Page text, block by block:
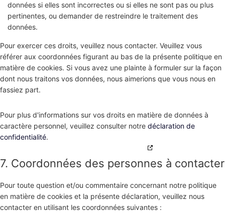
données si elles sont incorrectes ou si elles ne sont pas ou plus
pertinentes, ou demander de restreindre le traitement des
données.
Pour exercer ces droits, veuillez nous contacter. Veuillez vous
référer aux coordonnées figurant au bas de la présente politique en
matière de cookies. Si vous avez une plainte à formuler sur la façon
dont nous traitons vos données, nous aimerions que vous nous en
fassiez part.
Pour plus d'informations sur vos droits en matière de données à
caractère personnel, veuillez consulter notre déclaration de
confidentialité.
7. Coordonnées des personnes à contacter
Pour toute question et/ou commentaire concernant notre politique
en matière de cookies et la présente déclaration, veuillez nous
contacter en utilisant les coordonnées suivantes :